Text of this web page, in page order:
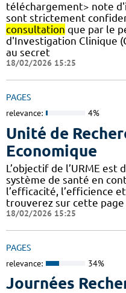
téléchargement> note
sont strictement
consultation que par le
d'Investigation Clinique
au secret
18/02/2026 15:25
PAGES
relevance: 4%
Unité de
Economique
L’objectif de l’URME
système de santé en
l’efficacité, l’efficience
trouverez sur cette page
18/02/2026 15:25
PAGES
relevance: 34%
Journées